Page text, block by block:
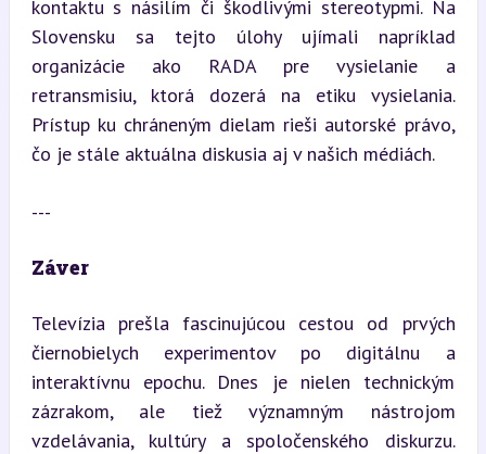
kontaktu s násilím či škodlivými stereotypmi. Na
Slovensku sa tejto úlohy ujímali napríklad
organizácie ako RADA pre vysielanie a
retransmisiu, ktorá dozerá na etiku vysielania.
Prístup ku chráneným dielam rieši autorské právo,
čo je stále aktuálna diskusia aj v našich médiách.
---
Záver
Televízia prešla fascinujúcou cestou od prvých
čiernobielych experimentov po digitálnu a
interaktívnu epochu. Dnes je nielen technickým
zázrakom, ale tiež významným nástrojom
vzdelávania, kultúry a spoločenského diskurzu.